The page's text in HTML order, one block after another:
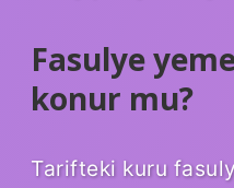
Fasulye
konur mu?
Tarifteki kuru